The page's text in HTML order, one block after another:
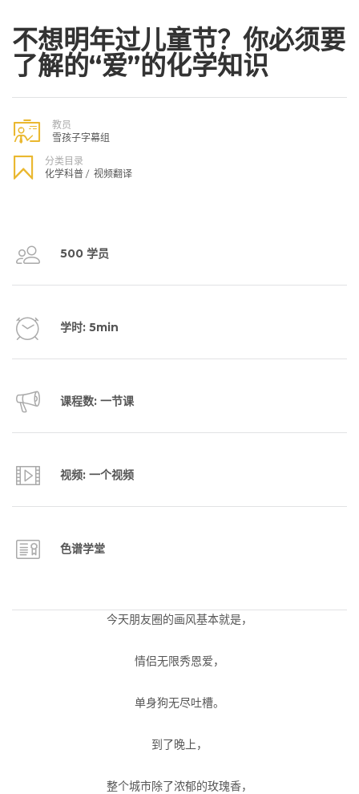
不想明年过儿童节？你必须要
了解的“爱”的化学知识
教员
雪孩子字幕组
分类目录
化学科普 / 视频翻译
500 学员
学时: 5min
课程数: 一节课
视频: 一个视频
色谱学堂
今天朋友圈的画风基本就是，
情侣无限秀恩爱，
单身狗无尽吐槽。
到了晚上，
整个城市除了浓郁的玫瑰香，